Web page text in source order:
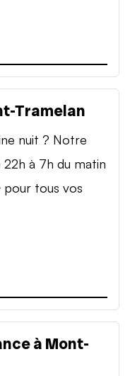
Tramelan
nuit ? Notre
à 7h du matin
tous vos
à Mont-